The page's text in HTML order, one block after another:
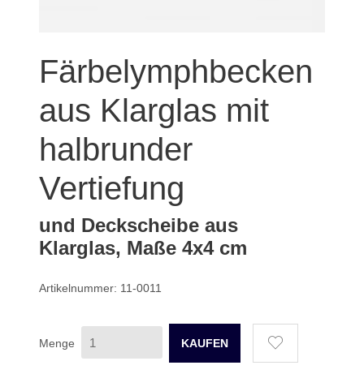
Färbelymphbecken
aus Klarglas mit
halbrunder
Vertiefung
und Deckscheibe aus
Klarglas, Maße 4x4 cm
Artikelnummer: 11-0011
Menge